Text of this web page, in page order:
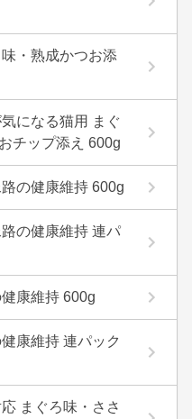
・熟成かつお添
になる猫用 まぐ
チップ添え 600g
の健康維持 600g
の健康維持 連パ
康維持 600g
康維持 連パック
まぐろ味・ささ